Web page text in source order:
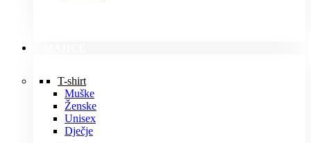
T-shirt
Muške
Ženske
Unisex
Dječje